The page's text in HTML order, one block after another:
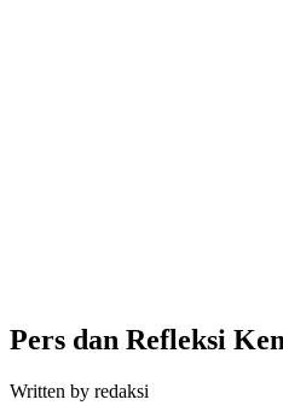
Pers dan Refleksi
Written by redaksi